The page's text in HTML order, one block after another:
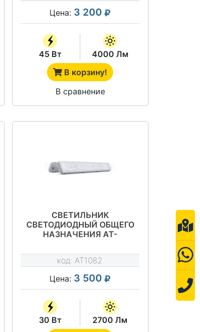
Цена: 3 200
45 Вт
4000 Лм
В корзину!
В сравнение
СВЕТИЛЬНИК
СВЕТОДИОДНЫЙ ОБЩЕГО
НАЗНАЧЕНИЯ АТ-
ССО-42/30-О СЕРИЯ АТ-
ССО-42
код: AT1082
Цена: 3 500
30 Вт
2700 Лм